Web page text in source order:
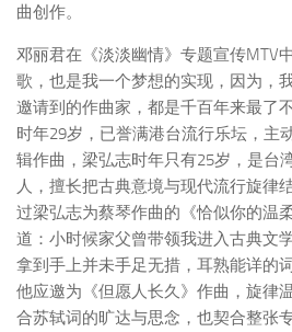
曲创作。
邓丽君在《淡淡幽情》专题宣传MTV
歌，也是我一个梦想的实现，因为，
邀请到的作曲家，都是千百年来最了
时年29岁，已誉满港台流行乐坛，主
辑作曲，梁弘志时年只有25岁，是台
人，擅长把古典意境与现代流行旋律
过梁弘志为蔡琴作曲的《恰似你的温
道：小时候家父曾带领我进入古典文
拿到手上并未手足无措，耳熟能详的
他应邀为《但愿人长久》作曲，旋律
合苏轼词的旷达与思念，也契合整张